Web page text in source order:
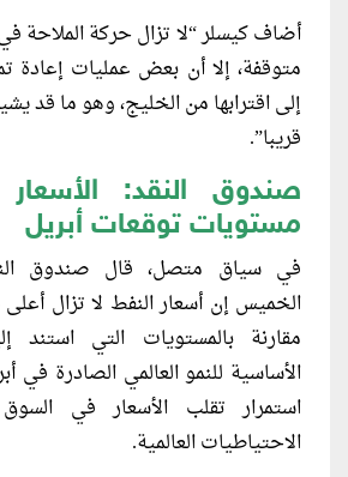
أضاف كيسلر “لا تزال حركة
متوقفة، إلا أن بعض عمليات إعادة
إلى اقترابها من الخليج، وهو ما قد
قريبا”.
صندوق النقد:
مستويات توقعات أبريل
في سياق متصل، قال صندوق
الخميس إن أسعار النفط لا تزال
مقارنة بالمستويات التي استند
الأساسية للنمو العالمي الصادرة في
استمرار تقلب الأسعار في
الاحتياطيات العالمية.